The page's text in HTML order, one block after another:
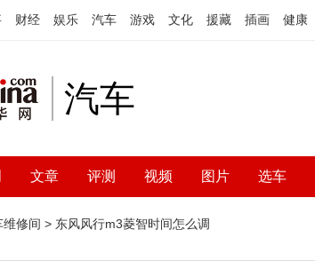
财经 娱乐 汽车 游戏 文化 援藏 插画 健康
汽车
文章 评测 视频 图片 选车
维修间 > 东风风行m3菱智时间怎么调